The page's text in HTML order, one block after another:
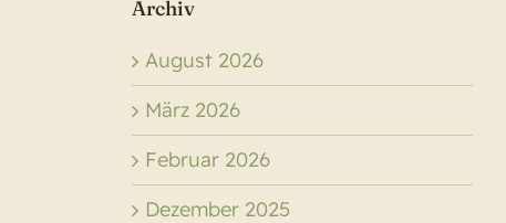
Archiv
August 2026
März 2026
Februar 2026
Dezember 2025